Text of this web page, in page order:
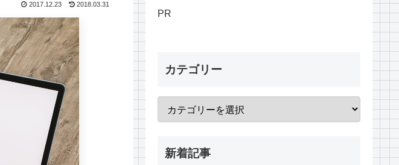
2017.12.23 2018.03.31
PR
カテゴリー
新着記事